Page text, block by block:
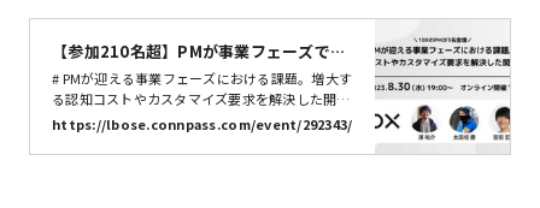
【参加210名超】PMが事業フェーズで迎
える課題。認知コストやカスタマイズ要
求を解決した組織の裏側。 - connpass
# PMが迎える事業フェーズにおける課題。増大す
る認知コストやカスタマイズ要求を解決した開発
組織の裏側。 * プロダクトのカスタマイズ要求に
どう応えるか悩んでいる。 * 他社のPMや開発組
織がどんな動き方をしてるか知りたい。 * 開発組
https://lbose.connpass.com/event/292343/